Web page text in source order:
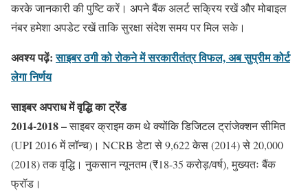
करके जानकारी की पुष्टि करें। अपने बैंक अलर्ट सक्रिय रखें और मोबाइल
नंबर हमेशा अपडेट रखें ताकि सुरक्षा संदेश समय पर मिल सके।
अवश्य पढ़ें:साइबर ठगी को रोकने में सरकारीतंत्र विफल, अब सुप्रीम कोर्ट
लेगा निर्णय
साइबर अपराध में वृद्धि का ट्रेंड
2014-2018 –साइबर क्राइम कम थे क्योंकि डिजिटल ट्रांजेक्शन सीमित
(UPI 2016 में लॉन्च)। NCRB डेटा से 9,622 केस (2014) से 20,000
(2018) तक वृद्धि। नुकसान न्यूनतम (₹18-35 करोड़/वर्ष), मुख्यतः बैंक
फ्रॉड।